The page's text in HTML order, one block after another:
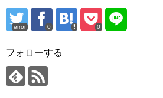
error 0 0
フォローする